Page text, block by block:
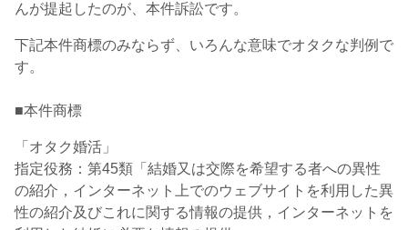
んが提起したのが、本件訴訟です。
下記本件商標のみならず、いろんな意味でオタクな判例で
す。
■本件商標
「 オタク婚活 」
指定役務：第45類「結婚又は交際を希望する者への異性
の紹介，インターネット上でのウェブサイトを利用した異
性の紹介及びこれに関する情報の提供，インターネットを